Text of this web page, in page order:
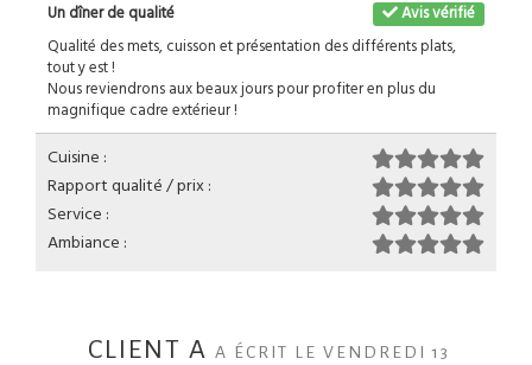
Avis vérifié
Un dîner de qualité
Qualité des mets, cuisson et présentation des différents plats,
tout y est !
Nous reviendrons aux beaux jours pour profiter en plus du
magnifique cadre extérieur !
Cuisine :
Rapport qualité / prix :
Service :
Ambiance :
CLIENT A A ÉCRIT LE VENDREDI 13